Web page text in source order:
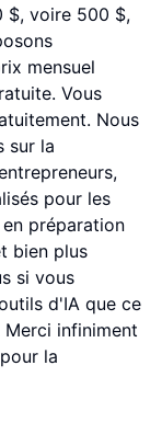
$, voire 500 $,
mensuel
Vous
Nous
sur la
pour les
préparation
bien plus
si vous
d'IA que ce
Merci infiniment
la